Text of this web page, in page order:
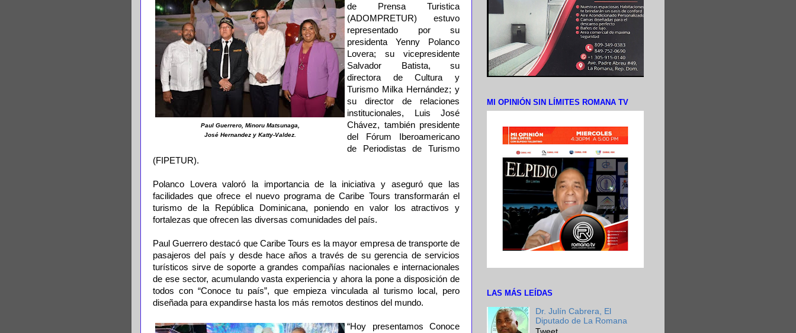
Paul Guerrero, Minoru Matsunaga,
José Hernandez y Katty-Valdez.
de Prensa Turistica
(ADOMPRETUR) estuvo
representado por su
presidenta Yenny Polanco
Lovera; su vicepresidente
Salvador Batista, su
directora de Cultura y
Turismo Milka Hernández; y
su director de relaciones
institucionales, Luis José
Chávez, también presidente
del Fórum Iberoamericano
de Periodistas de Turismo
(FIPETUR).
Polanco Lovera valoró la importancia de la iniciativa y aseguró que las
facilidades que ofrece el nuevo programa de Caribe Tours transformarán el
turismo de la República Dominicana, poniendo en valor los atractivos y
fortalezas que ofrecen las diversas comunidades del país.
Paul Guerrero destacó que Caribe Tours es la mayor empresa de transporte de
pasajeros del país y desde hace años a través de su gerencia de servicios
turísticos sirve de soporte a grandes compañías nacionales e internacionales
de ese sector, acumulando vasta experiencia y ahora la pone a disposición de
todos con “Conoce tu país”, que empieza vinculada al turismo local, pero
diseñada para expandirse hasta los más remotos destinos del mundo.
“Hoy presentamos Conoce
MI OPINIÓN SIN LÍMITES ROMANA TV
LAS MÁS LEÍDAS
Dr. Julín Cabrera, El
Diputado de La Romana